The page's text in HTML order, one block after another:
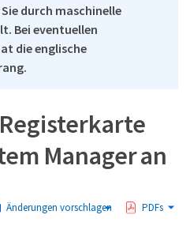
durch maschinelle
Bei eventuellen
die englische
Manager an
Änderungen vorschlagen PDFs